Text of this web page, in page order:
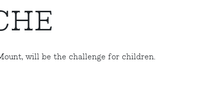
will be the challenge for children.